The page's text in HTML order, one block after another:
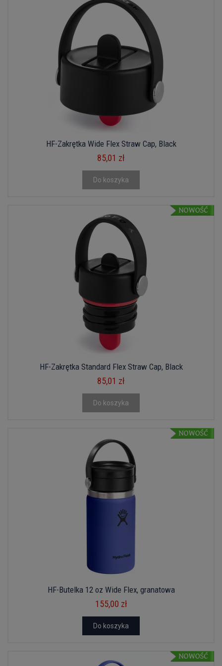
HF-Zakrętka Wide Flex Straw Cap, Black
85,01 zł
Do koszyka
HF-Zakrętka Standard Flex Straw Cap, Black
85,01 zł
Do koszyka
HF-Butelka 12 oz Wide Flex, granatowa
155,00 zł
Do koszyka